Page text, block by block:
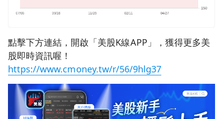
點擊下方連結，開啟「美股K線APP」，獲得更多美
股即時資訊喔！
https://www.cmoney.tw/r/56/9hlg37